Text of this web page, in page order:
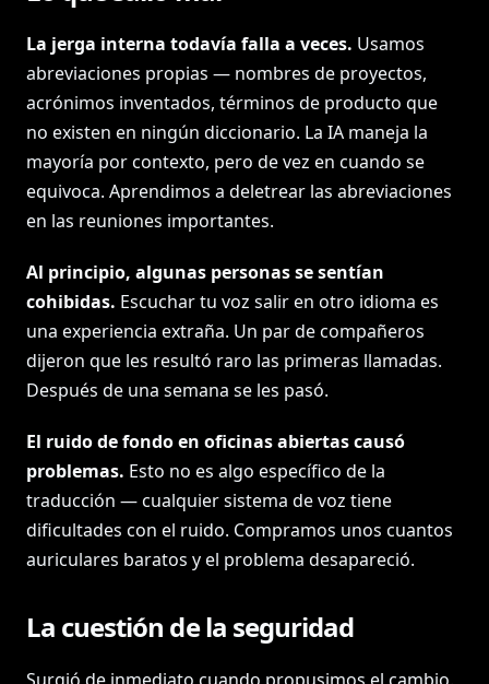
La jerga interna todavía falla a veces. Usamos
abreviaciones propias — nombres de proyectos,
acrónimos inventados, términos de producto que
no existen en ningún diccionario. La IA maneja la
mayoría por contexto, pero de vez en cuando se
equivoca. Aprendimos a deletrear las abreviaciones
en las reuniones importantes.
Al principio, algunas personas se sentían
cohibidas. Escuchar tu voz salir en otro idioma es
una experiencia extraña. Un par de compañeros
dijeron que les resultó raro las primeras llamadas.
Después de una semana se les pasó.
El ruido de fondo en oficinas abiertas causó
problemas. Esto no es algo específico de la
traducción — cualquier sistema de voz tiene
dificultades con el ruido. Compramos unos cuantos
auriculares baratos y el problema desapareció.
La cuestión de la seguridad